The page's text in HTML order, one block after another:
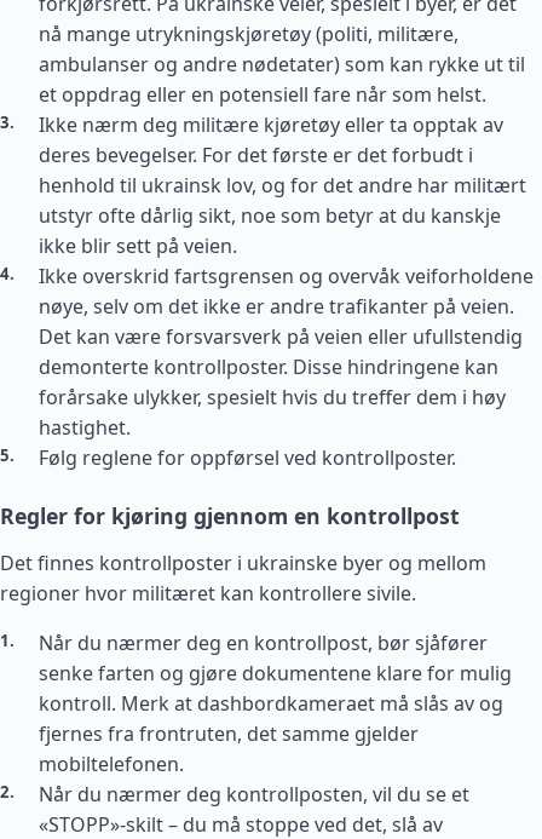
nå mange utrykningskjøretøy (politi, militære,
ambulanser og andre nødetater) som kan rykke ut til
et oppdrag eller en potensiell fare når som helst.
Ikke nærm deg militære kjøretøy eller ta opptak av
deres bevegelser. For det første er det forbudt i
henhold til ukrainsk lov, og for det andre har militært
utstyr ofte dårlig sikt, noe som betyr at du kanskje
ikke blir sett på veien.
Ikke overskrid fartsgrensen og overvåk veiforholdene
nøye, selv om det ikke er andre trafikanter på veien.
Det kan være forsvarsverk på veien eller ufullstendig
demonterte kontrollposter. Disse hindringene kan
forårsake ulykker, spesielt hvis du treffer dem i høy
hastighet.
Følg reglene for oppførsel ved kontrollposter.
Regler for kjøring gjennom en kontrollpost
Det finnes kontrollposter i ukrainske byer og mellom
regioner hvor militæret kan kontrollere sivile.
Når du nærmer deg en kontrollpost, bør sjåfører
senke farten og gjøre dokumentene klare for mulig
kontroll. Merk at dashbordkameraet må slås av og
fjernes fra frontruten, det samme gjelder
mobiltelefonen.
Når du nærmer deg kontrollposten, vil du se et
«STOPP»-skilt – du må stoppe ved det, slå av